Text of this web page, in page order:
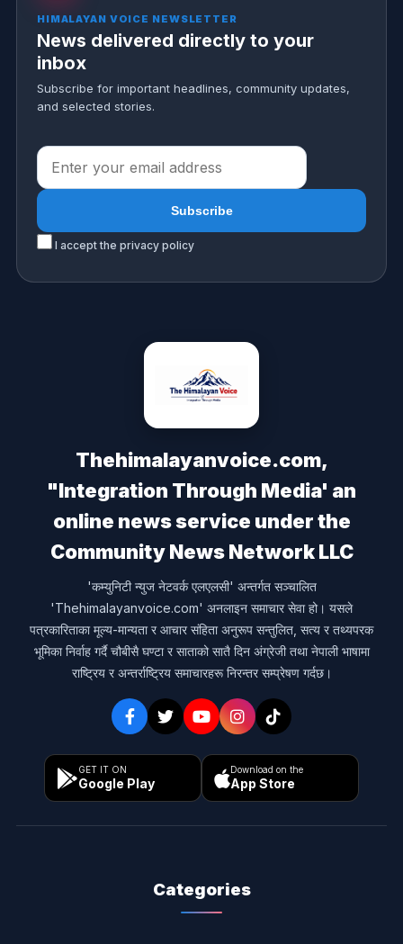
HIMALAYAN VOICE NEWSLETTER
News delivered directly to your
inbox
Subscribe for important headlines, community updates,
and selected stories.
I accept the privacy policy
Thehimalayanvoice.com,
"Integration Through Media' an
online news service under the
Community News Network LLC
'कम्युनिटी न्युज नेटवर्क एलएलसी' अन्तर्गत सञ्चालित
'Thehimalayanvoice.com' अनलाइन समाचार सेवा हो। यसले
पत्रकारिताका मूल्य-मान्यता र आचार संहिता अनुरूप सन्तुलित, सत्य र तथ्यपरक
भूमिका निर्वाह गर्दै चौबीसै घण्टा र साताको सातै दिन अंग्रेजी तथा नेपाली भाषामा
राष्ट्रिय र अन्तर्राष्ट्रिय समाचारहरू निरन्तर सम्प्रेषण गर्दछ।
GET IT ON
Google Play
Download on the
App Store
Categories